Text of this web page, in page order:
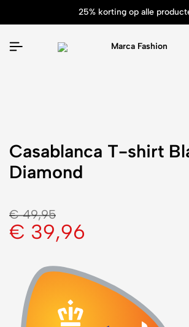
25% korting op alle
Casablanca T-shirt
Diamond
€49,95
€ 39,96